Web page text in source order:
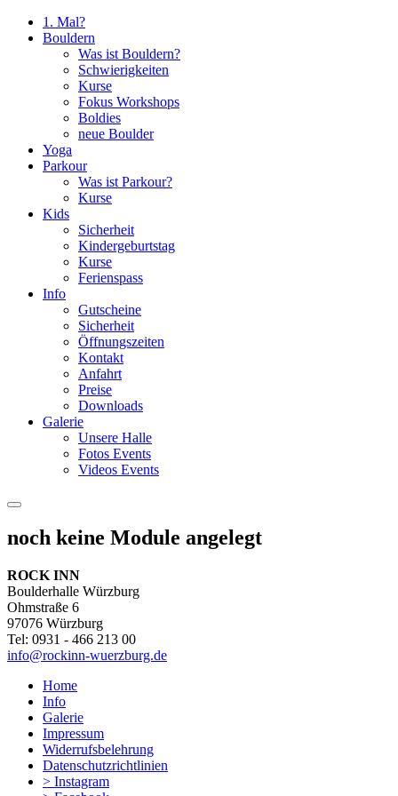
1. Mal?
Bouldern
Was ist Bouldern?
Schwierigkeiten
Kurse
Fokus Workshops
Boldies
neue Boulder
Yoga
Parkour
Was ist Parkour?
Kurse
Kids
Sicherheit
Kindergeburtstag
Kurse
Ferienspass
Info
Gutscheine
Sicherheit
Öffnungszeiten
Kontakt
Anfahrt
Preise
Downloads
Galerie
Unsere Halle
Fotos Events
Videos Events
noch keine Module angelegt
ROCK INN
Boulderhalle Würzburg
Ohmstraße 6
97076 Würzburg
Tel: 0931 - 466 213 00
info@rockinn-wuerzburg.de
Home
Info
Galerie
Impressum
Widerrufsbelehrung
Datenschutzrichtlinien
> Instagram